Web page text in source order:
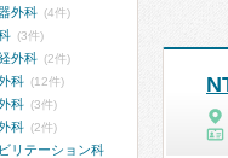
外科 (4件)
(3件)
外科 (2件)
科 (12件)
科 (3件)
科 (2件)
リテーション科